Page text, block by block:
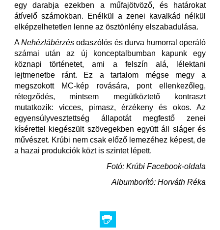
egy darabja ezekben a műfajötvöző, és határokat
átívelő számokban. Enélkül a zenei kavalkád nélkül
elképzelhetetlen lenne az ösztönlény elszabadulása.
ANehézlábérzés odaszólós és durva humorral operáló
számai után az új konceptalbumban kapunk egy
köznapi történetet, ami a felszín alá, lélektani
lejtmenetbe ránt. Ez a tartalom mégse megy a
megszokott MC-kép rovására, pont ellenkezőleg,
rétegződés, mintsem megütköztető kontraszt
mutatkozik: vicces, pimasz, érzékeny és okos. Az
egyensúlyvesztettség állapotát megfestő zenei
kísérettel kiegészült szövegekben együtt áll sláger és
művészet. Krúbi nem csak előző lemezéhez képest, de
a hazai produkciók közt is szintet lépett.
Fotó: Krúbi Facebook-oldala
Albumborító: Horváth Réka